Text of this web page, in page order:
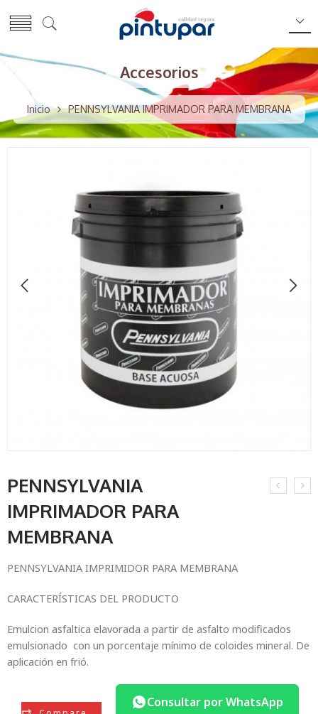
Accesorios
Inicio PENNSYLVANIA IMPRIMADOR PARA MEMBRANA
PENNSYLVANIA
IMPRIMADOR PARA
MEMBRANA
PENNSYLVANIA IMPRIMIDOR PARA MEMBRANA
CARACTERÍSTICAS DEL PRODUCTO
Emulcion asfaltica elavorada a partir de asfalto modificados
emulsionado con un porcentaje mínimo de coloides mineral. De
aplicación en frió.
Consultar por WhatsApp